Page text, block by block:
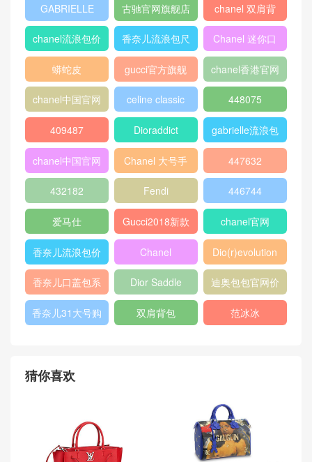
GABRIELLE 古驰官网旗舰店
chanel 双肩背
包
chanel流浪包价
格
香奈儿流浪包尺
寸
Chanel 迷你口
盖包
蟒蛇皮
gucci官方旗舰
店
chanel香港官网
chanel中国官网
celine classic
box
448075
409487 Dioraddict gabrielle流浪包
chanel中国官网
包
Chanel 大号手
提包
447632
432182 Fendi 446744
爱马仕
Gucci2018新款
女包
chanel官网
香奈儿流浪包价
格
Chanel
Gabrielle小号流
浪包
Dio(r)evolution
香奈儿口盖包系
列
Dior Saddle
Bag
迪奥包包官网价
格
香奈儿31大号购
双肩背包 范冰冰
猜你喜欢